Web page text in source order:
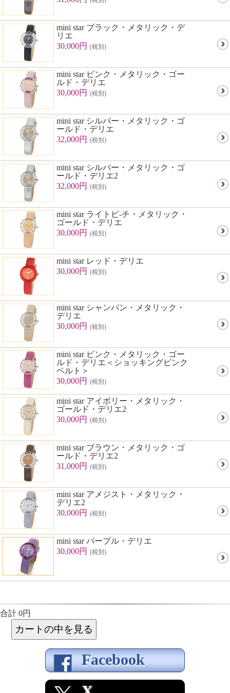
mini star ブラック・メタリック・デ
リエ
30,000円 (税別)
mini star ピンク・メタリック・ゴー
ルド・デリエ
30,000円 (税別)
mini star シルバー・メタリック・ゴ
ールド・デリエ
32,000円 (税別)
mini star シルバー・メタリック・ゴ
ールド・デリエ2
32,000円 (税別)
mini star ライトピ-チ・メタリック・
ゴールド・デリエ
30,000円 (税別)
mini star レッド・デリエ
30,000円 (税別)
mini star シャンパン・メタリック・
デリエ
30,000円 (税別)
mini star ピンク・メタリック・ゴー
ルド・デリエ＜ショッキングピンク
ベルト＞
30,000円 (税別)
mini star アイボリー・メタリック・
ゴールド・デリエ2
30,000円 (税別)
mini star ブラウン・メタリック・ゴ
ールド・デリエ2
31,000円 (税別)
mini star アメジスト・メタリック・
デリエ2
30,000円 (税別)
mini star パープル・デリエ
30,000円 (税別)
合計 0円
Facebook